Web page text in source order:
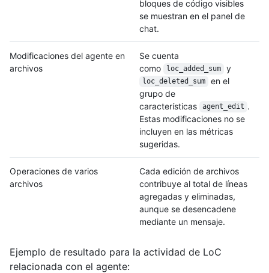
bloques de código visibles
se muestran en el panel de
chat.
Modificaciones del agente en
archivos
Se cuenta
como
loc_added_sum y
loc_deleted_sum
en el
grupo de
características
agent_edit .
Estas modificaciones no se
incluyen en las métricas
sugeridas.
Operaciones de varios
archivos
Cada edición de archivos
contribuye al total de líneas
agregadas y eliminadas,
aunque se desencadene
mediante un mensaje.
Ejemplo de resultado para la actividad de LoC
relacionada con el agente: